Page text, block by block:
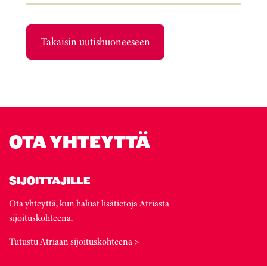
Takaisin uutishuoneeseen
OTA YHTEYTTÄ
SIJOITTAJILLE
Ota yhteyttä, kun haluat lisätietoja Atriasta
sijoituskohteena.
Tutustu Atriaan sijoituskohteena >